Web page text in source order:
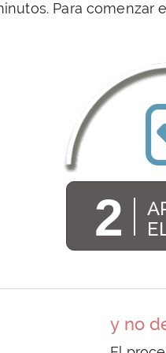
Para comenzar
2
y no